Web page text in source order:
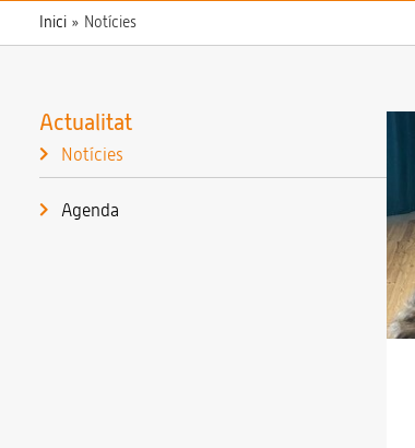
Inici » Notícies
Actualitat
Notícies
Agenda